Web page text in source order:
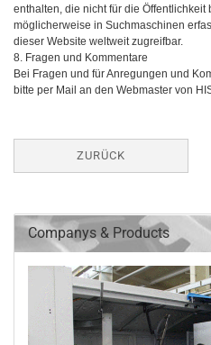
enthalten, die nicht für die
möglicherweise in Suchmaschinen
dieser Website weltweit zugreifbar.
8. Fragen und Kommentare
Bei Fragen und für Anregungen und
bitte per Mail an den Webmaster von
ZURÜCK
Companys & Products